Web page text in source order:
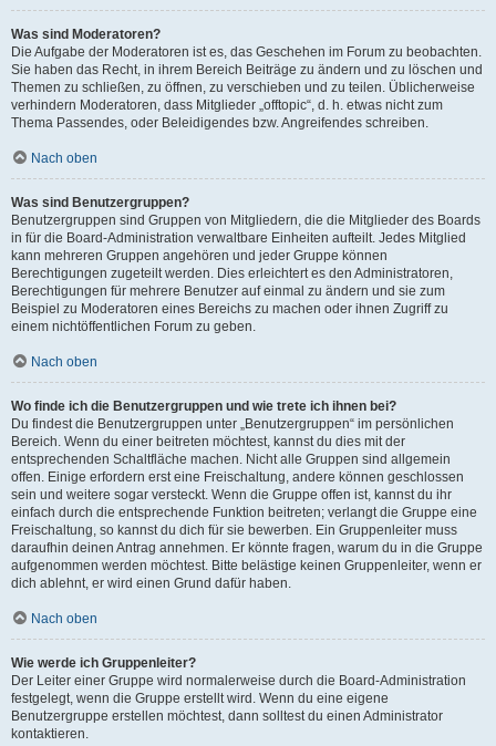
Was sind Moderatoren?
Die Aufgabe der Moderatoren ist es, das Geschehen im Forum zu beobachten.
Sie haben das Recht, in ihrem Bereich Beiträge zu ändern und zu löschen und
Themen zu schließen, zu öffnen, zu verschieben und zu teilen. Üblicherweise
verhindern Moderatoren, dass Mitglieder „offtopic“, d. h. etwas nicht zum
Thema Passendes, oder Beleidigendes bzw. Angreifendes schreiben.
Nach oben
Was sind Benutzergruppen?
Benutzergruppen sind Gruppen von Mitgliedern, die die Mitglieder des Boards
in für die Board-Administration verwaltbare Einheiten aufteilt. Jedes Mitglied
kann mehreren Gruppen angehören und jeder Gruppe können
Berechtigungen zugeteilt werden. Dies erleichtert es den Administratoren,
Berechtigungen für mehrere Benutzer auf einmal zu ändern und sie zum
Beispiel zu Moderatoren eines Bereichs zu machen oder ihnen Zugriff zu
einem nichtöffentlichen Forum zu geben.
Nach oben
Wo finde ich die Benutzergruppen und wie trete ich ihnen bei?
Du findest die Benutzergruppen unter „Benutzergruppen“ im persönlichen
Bereich. Wenn du einer beitreten möchtest, kannst du dies mit der
entsprechenden Schaltfläche machen. Nicht alle Gruppen sind allgemein
offen. Einige erfordern erst eine Freischaltung, andere können geschlossen
sein und weitere sogar versteckt. Wenn die Gruppe offen ist, kannst du ihr
einfach durch die entsprechende Funktion beitreten; verlangt die Gruppe eine
Freischaltung, so kannst du dich für sie bewerben. Ein Gruppenleiter muss
daraufhin deinen Antrag annehmen. Er könnte fragen, warum du in die Gruppe
aufgenommen werden möchtest. Bitte belästige keinen Gruppenleiter, wenn er
dich ablehnt, er wird einen Grund dafür haben.
Nach oben
Wie werde ich Gruppenleiter?
Der Leiter einer Gruppe wird normalerweise durch die Board-Administration
festgelegt, wenn die Gruppe erstellt wird. Wenn du eine eigene
Benutzergruppe erstellen möchtest, dann solltest du einen Administrator
kontaktieren.